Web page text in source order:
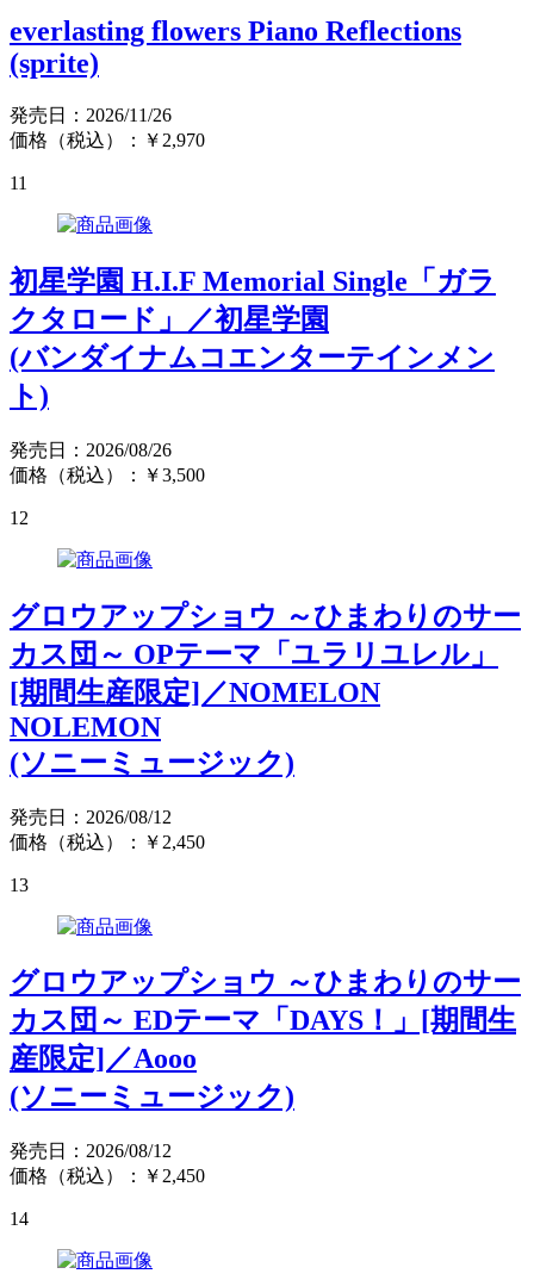
everlasting flowers Piano Reflections
(sprite)
発売日：2026/11/26
価格（税込）：￥2,970
11
初星学園 H.I.F Memorial Single「ガラ
クタロード」／初星学園
(バンダイナムコエンターテインメン
ト)
発売日：2026/08/26
価格（税込）：￥3,500
12
グロウアップショウ ～ひまわりのサー
カス団～ OPテーマ「ユラリユレル」
[期間生産限定]／NOMELON
NOLEMON
(ソニーミュージック)
発売日：2026/08/12
価格（税込）：￥2,450
13
グロウアップショウ ～ひまわりのサー
カス団～ EDテーマ「DAYS！」[期間生
産限定]／Aooo
(ソニーミュージック)
発売日：2026/08/12
価格（税込）：￥2,450
14